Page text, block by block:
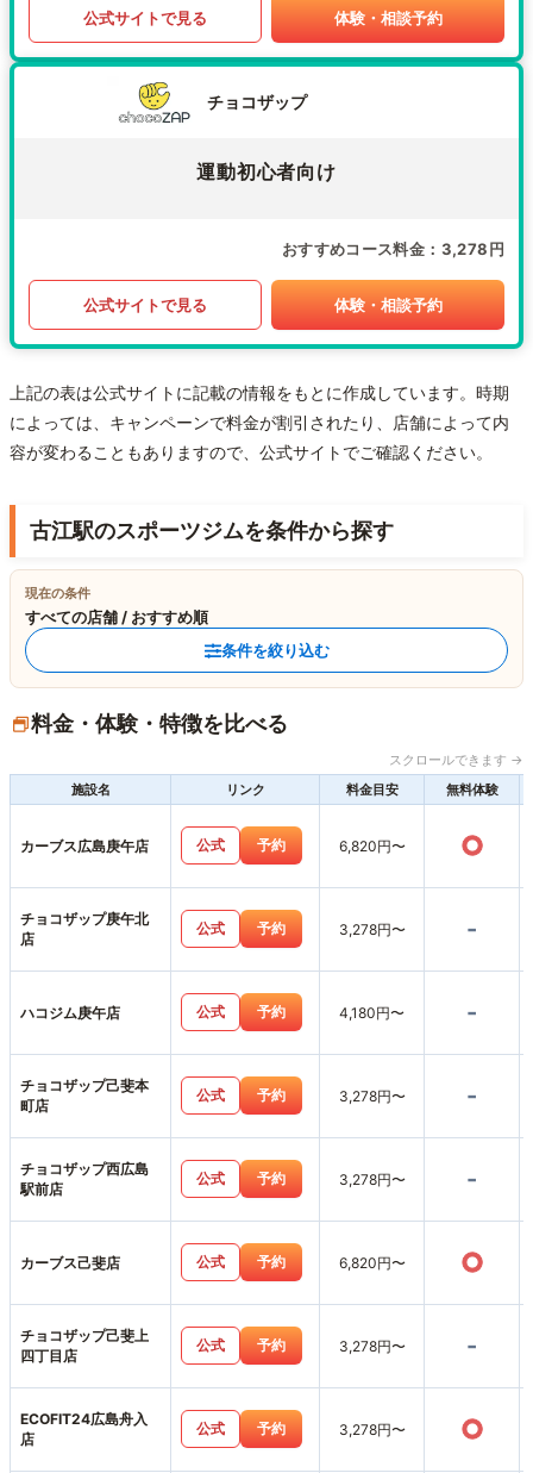
公式サイトで見る 体験・相談予約
チョコザップ
運動初心者向け
おすすめコース料金 3,278円
公式サイトで見る 体験・相談予約
上記の表は公式サイトに記載の情報をもとに作成しています。時期
によっては、キャンペーンで料金が割引されたり、店舗によって内
容が変わることもありますので、公式サイトでご確認ください。
古江駅のスポーツジムを条件から探す
現在の条件
すべての店舗 / おすすめ順
条件を絞り込む
料金・体験・特徴を比べる
スクロールできます →
施設名
リンク 料金目安 無料体験
カーブス広島庚午店 公式 予約 6,820円〜 ○
チョコザップ庚午北
店
公式 予約 3,278円〜 -
ハコジム庚午店 公式 予約 4,180円〜 -
チョコザップ己斐本
町店
公式 予約 3,278円〜 -
チョコザップ西広島
駅前店
公式 予約 3,278円〜 -
カーブス己斐店 公式 予約 6,820円〜 ○
チョコザップ己斐上
四丁目店
公式 予約 3,278円〜 -
ECOFIT24広島舟入
店
公式 予約 3,278円〜 ○